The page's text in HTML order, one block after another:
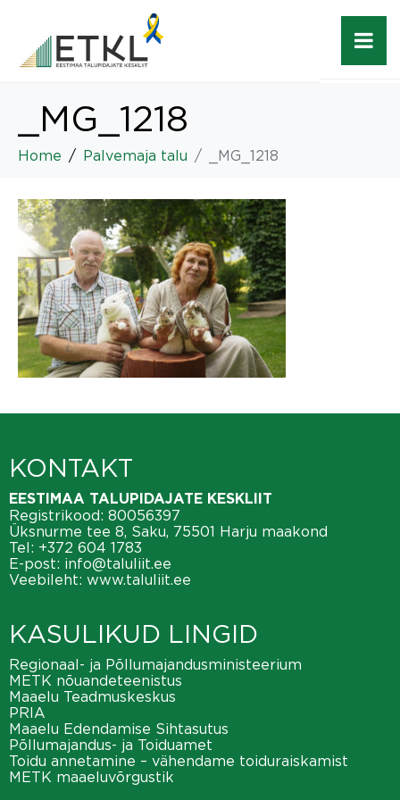
_MG_1218
Home Palvemaja talu _MG_1218
KONTAKT
EESTIMAA TALUPIDAJATE KESKLIIT
Registrikood: 80056397
Üksnurme tee 8, Saku, 75501 Harju maakond
Tel: +372 604 1783
E-post: info@taluliit.ee
Veebileht: www.taluliit.ee
KASULIKUD LINGID
Regionaal- ja Põllumajandusministeerium
METK nõuandeteenistus
Maaelu Teadmuskeskus
PRIA
Maaelu Edendamise Sihtasutus
Põllumajandus- ja Toiduamet
Toidu annetamine – vähendame toiduraiskamist
METK maaeluvõrgustik